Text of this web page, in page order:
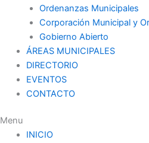
Ordenanzas Municipales
Corporación Municipal y
Gobierno Abierto
ÁREAS MUNICIPALES
DIRECTORIO
EVENTOS
CONTACTO
Menu
INICIO